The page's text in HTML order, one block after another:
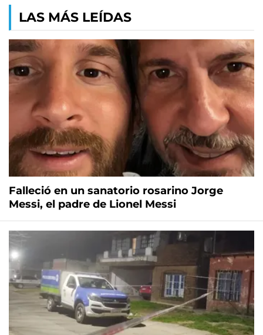
LAS MÁS LEÍDAS
Falleció en un sanatorio rosarino Jorge
Messi, el padre de Lionel Messi